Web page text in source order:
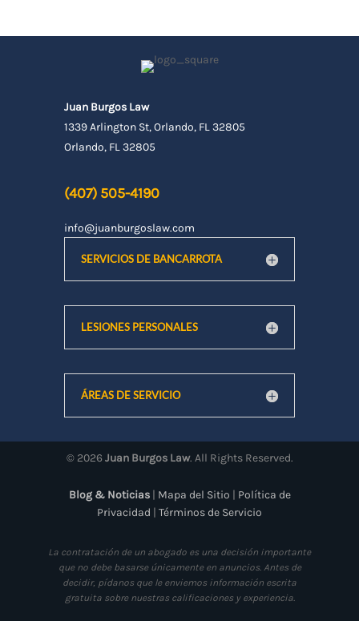
Juan Burgos Law
1339 Arlington St, Orlando, FL 32805
Orlando, FL 32805
(407) 505-4190
info@juanburgoslaw.com
SERVICIOS DE BANCARROTA
LESIONES PERSONALES
ÁREAS DE SERVICIO
© 2026 Juan Burgos Law. All Rights Reserved.
Blog & Noticias| Mapa del Sitio | Política de
Privacidad | Términos de Servicio
La contratación de un abogado es una decisión importante
que no debe basarse únicamente en anuncios. Antes de
decidir, pídanos que le enviemos información escrita
gratuita sobre nuestras calificaciones y experiencia.